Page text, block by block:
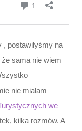
, postawiłyśmy na
sama nie wiem
nie miałam
we
kilka rozmów. A